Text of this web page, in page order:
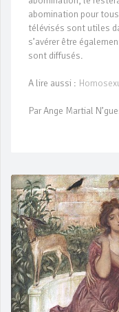
abomination pour
télévisés sont utiles
s’avérer être
sont diffusés.
A lire aussi :
Par Ange Martial